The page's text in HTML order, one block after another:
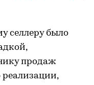
селлеру было
продаж